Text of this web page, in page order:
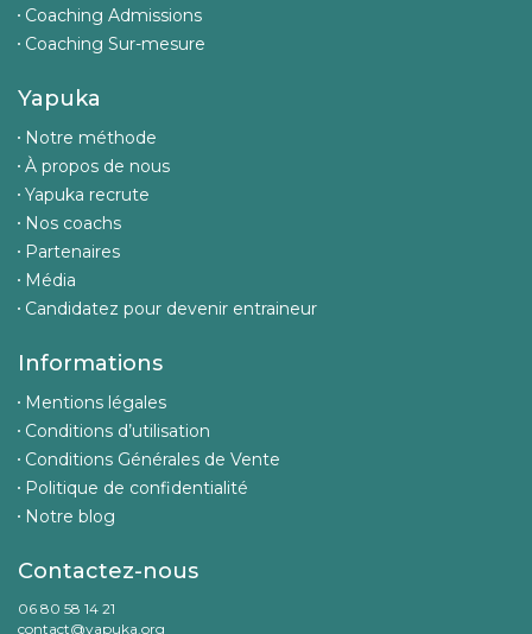
Coaching Admissions
Coaching Sur-mesure
Yapuka
Notre méthode
À propos de nous
Yapuka recrute
Nos coachs
Partenaires
Média
Candidatez pour devenir entraineur
Informations
Mentions légales
Conditions d’utilisation
Conditions Générales de Vente
Politique de confidentialité
Notre blog
Contactez-nous
06 80 58 14 21
contact@yapuka.org